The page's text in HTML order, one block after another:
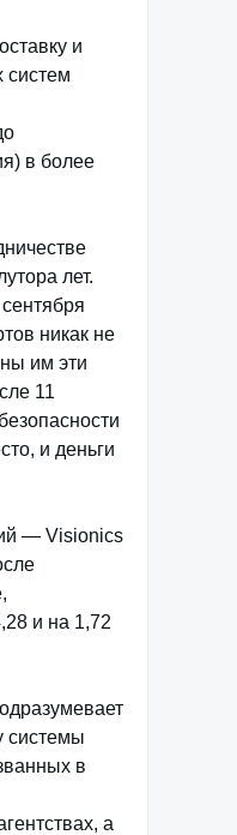
и
систем
в более
лет.
никак не
им эти
11
и деньги
— Visionics
и на 1,72
системы
в
а